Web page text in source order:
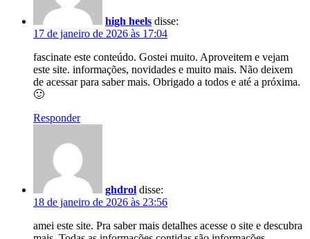
high heels disse:
17 de janeiro de 2026 às 17:04
fascinate este conteúdo. Gostei muito. Aproveitem e vejam
este site. informações, novidades e muito mais. Não deixem
de acessar para saber mais. Obrigado a todos e até a próxima.
🙂
Responder
ghdrol disse:
18 de janeiro de 2026 às 23:56
amei este site. Pra saber mais detalhes acesse o site e descubra